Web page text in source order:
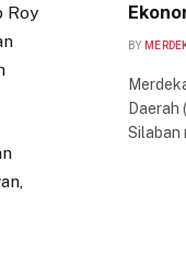
Roy
BY
Daerah
Silaban